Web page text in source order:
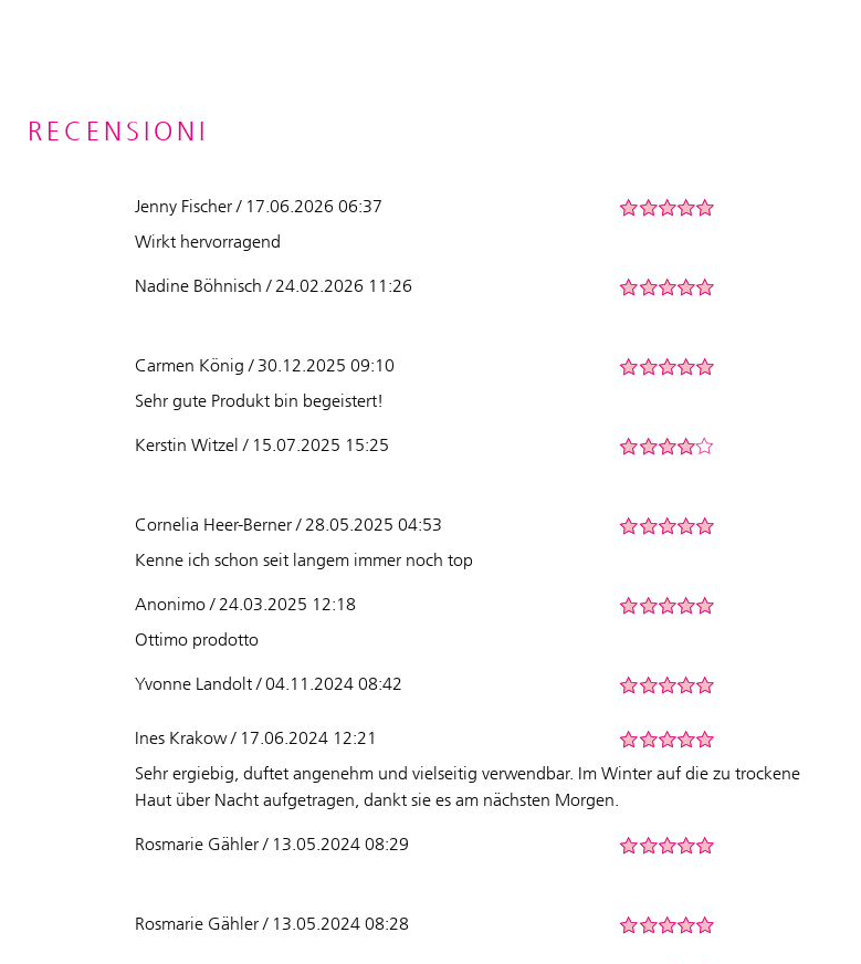
RECENSIONI
Jenny Fischer / 17.06.2026 06:37
Wirkt hervorragend
Nadine Böhnisch / 24.02.2026 11:26
Carmen König / 30.12.2025 09:10
Sehr gute Produkt bin begeistert!
Kerstin Witzel / 15.07.2025 15:25
Cornelia Heer-Berner / 28.05.2025 04:53
Kenne ich schon seit langem immer noch top
Anonimo / 24.03.2025 12:18
Ottimo prodotto
Yvonne Landolt / 04.11.2024 08:42
Ines Krakow / 17.06.2024 12:21
Sehr ergiebig, duftet angenehm und vielseitig verwendbar. Im Winter auf die zu trockene
Haut über Nacht aufgetragen, dankt sie es am nächsten Morgen.
Rosmarie Gähler / 13.05.2024 08:29
Rosmarie Gähler / 13.05.2024 08:28